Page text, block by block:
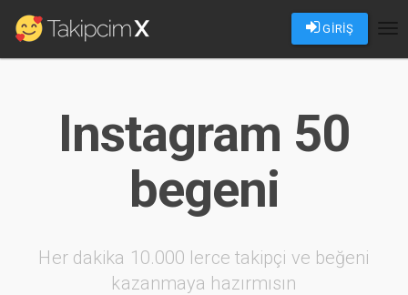
GİRİŞ
Instagram 50
begeni
Her dakika 10.000 lerce takipçi ve beğeni
kazanmaya hazırmısın